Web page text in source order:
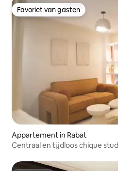
Favoriet van gasten
Favoriet van gasten
Appartement in Rabat
Centraal en tijdloos chique